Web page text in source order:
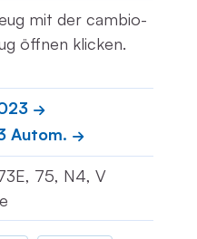
mit der cambio-
öffnen klicken.
Autom.
75, N4, V